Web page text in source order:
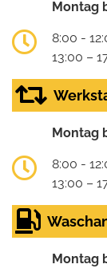
Montag
8:00 -
13:00 –
Montag
8:00 -
13:00 –
Montag